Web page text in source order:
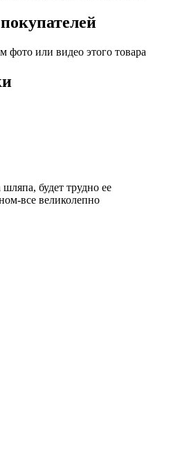
фото или видео этого товара
будет трудно ее
все великолепно